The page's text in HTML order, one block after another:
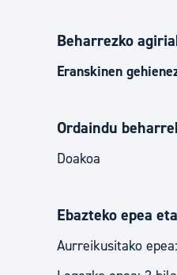
Beharrezko
Eranskinen
Ordaindu
Doakoa
Ebazteko epea
Aurreikusitako